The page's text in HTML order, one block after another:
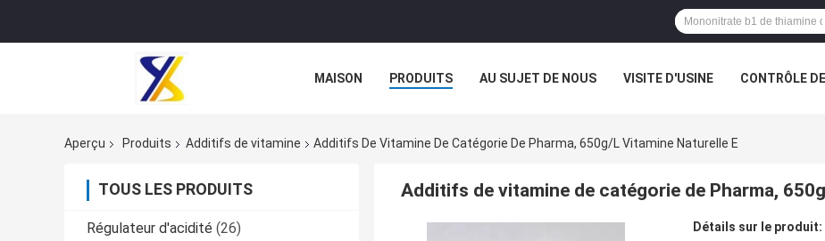
MAISON PRODUITS AU SUJET DE NOUS VISITE D'USINE CONTRÔLE
Aperçu Produits Additifs de vitamine Additifs De Vitamine De Catégorie De Pharma, 650g/L Vitamine Naturelle E
TOUS LES PRODUITS
Régulateur d'acidité (26)
Additifs de vitamine de catégorie de Pharma,
Détails sur le produit: